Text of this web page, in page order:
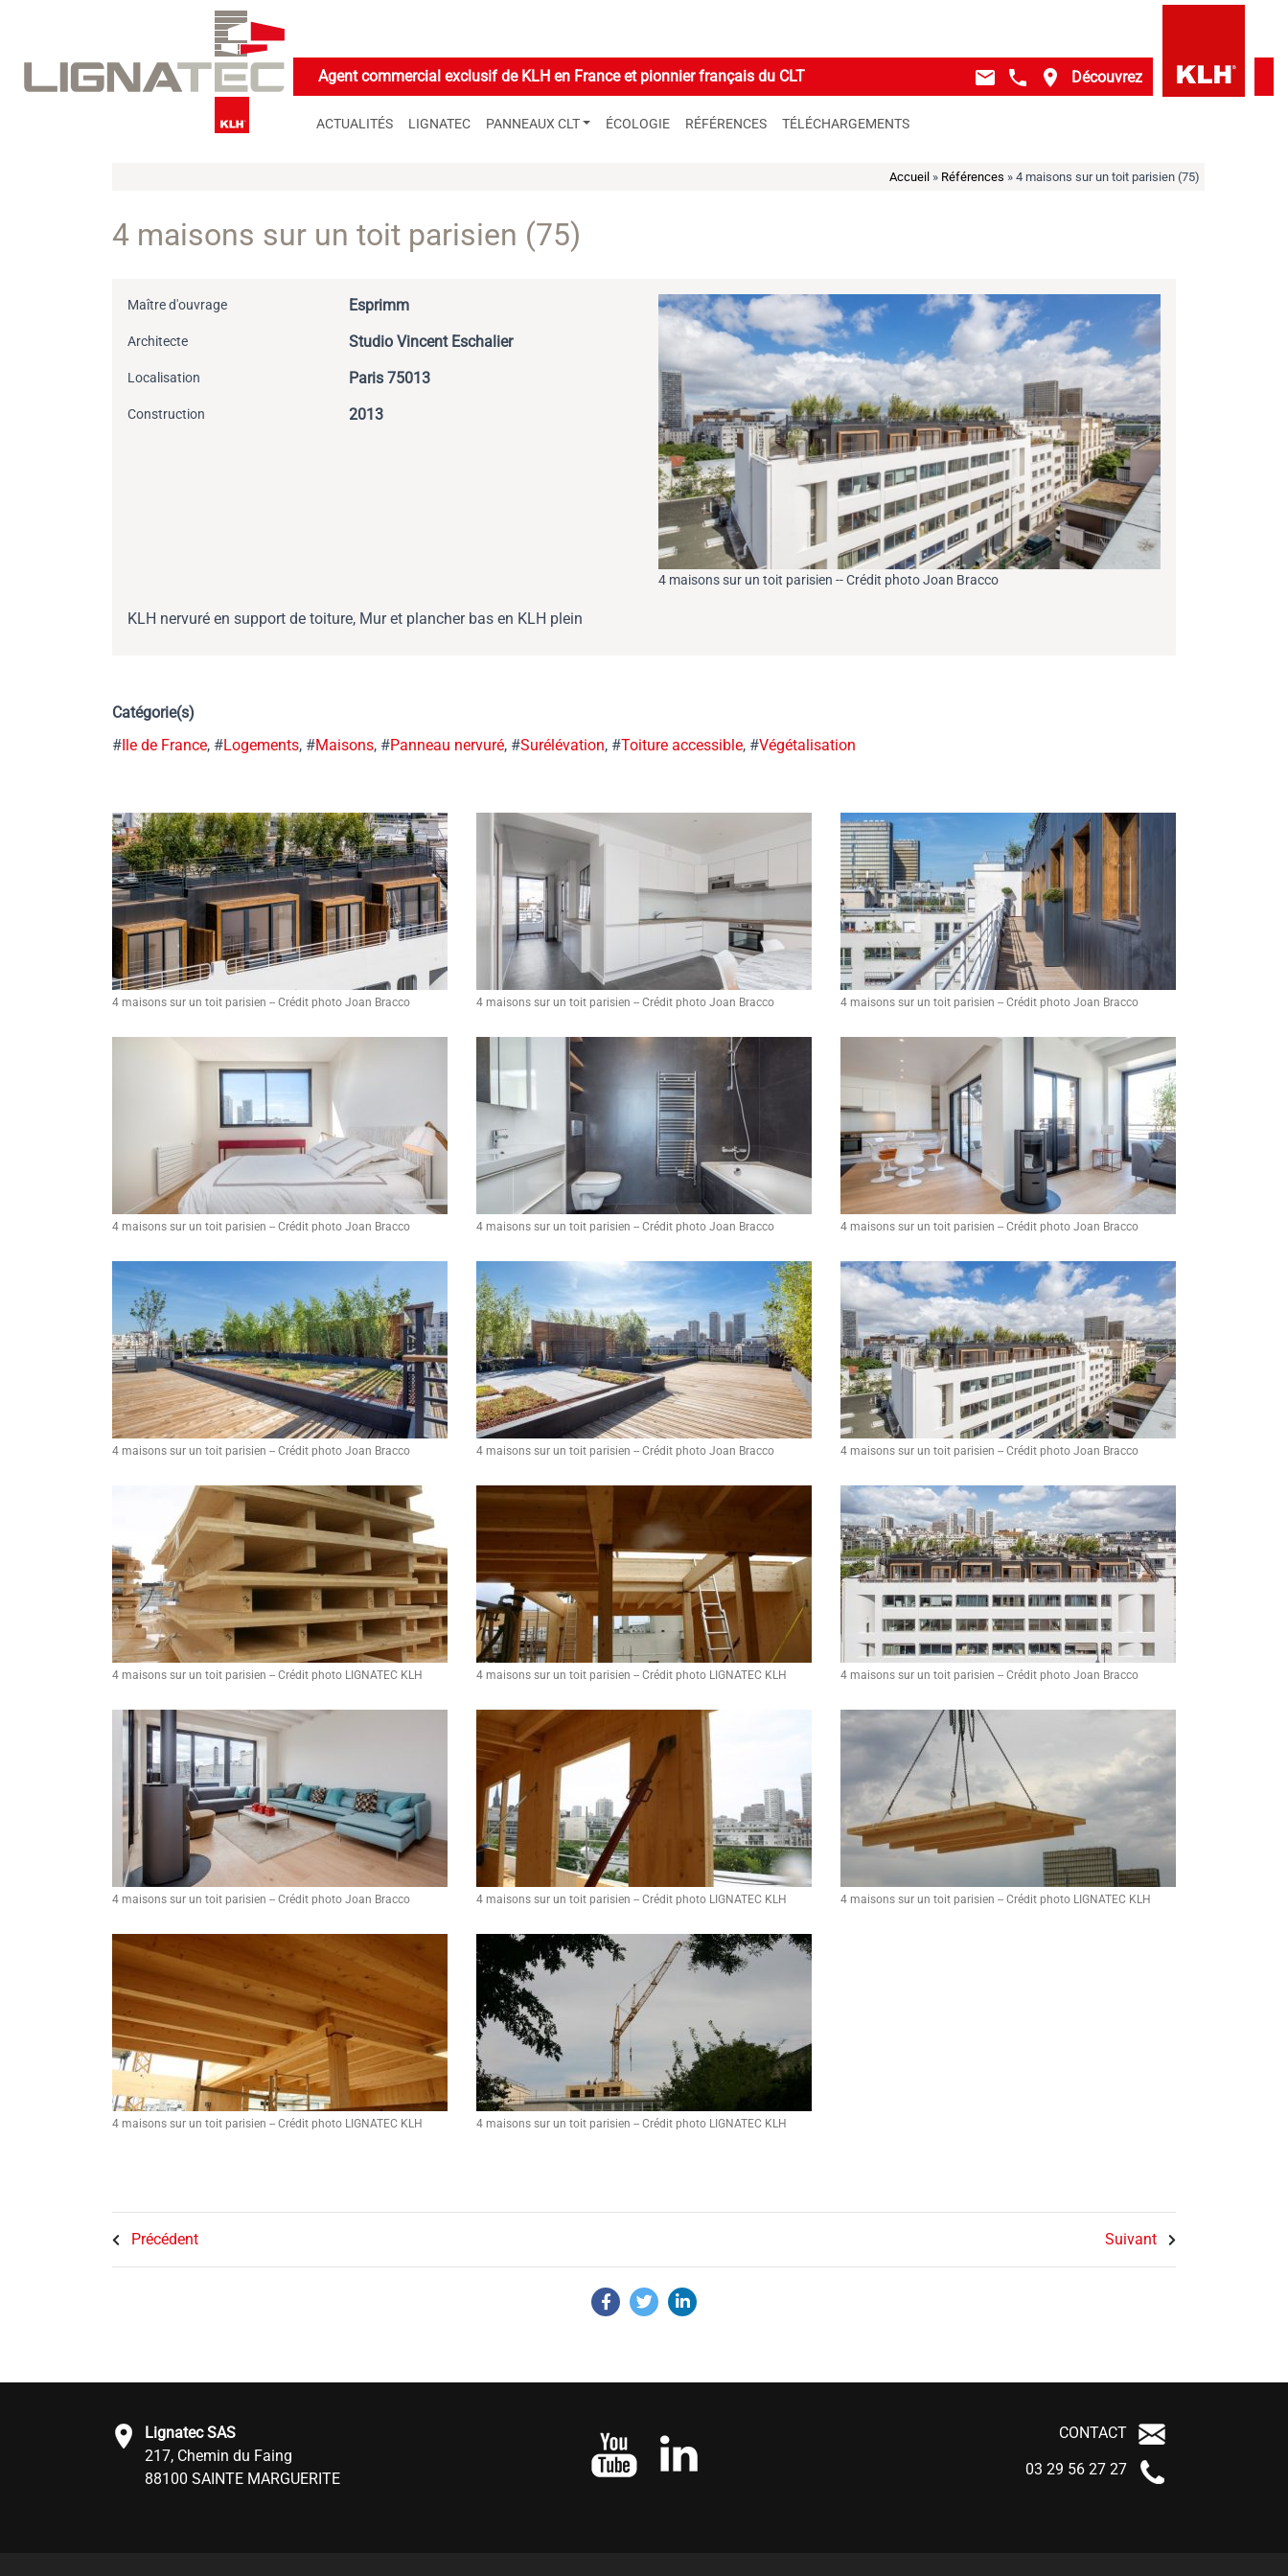
Agent commercial exclusif de KLH en France et pionnier français du CLT mail local_phone place Découvrez
ACTUALITÉS LIGNATEC PANNEAUX CLT ÉCOLOGIE RÉFÉRENCES TÉLÉCHARGEMENTS
Accueil » Références » 4 maisons sur un toit parisien (75)
4 maisons sur un toit parisien (75)
Maître d'ouvrage Esprimm
Architecte Studio Vincent Eschalier
Localisation Paris 75013
Construction 2013
4 maisons sur un toit parisien -- Crédit photo Joan Bracco
KLH nervuré en support de toiture, Mur et plancher bas en KLH plein
Catégorie(s)
#Ile de France, #Logements, #Maisons, #Panneau nervuré, #Surélévation, #Toiture accessible, #Végétalisation
4 maisons sur un toit parisien -- Crédit photo Joan Bracco 4 maisons sur un toit parisien -- Crédit photo Joan Bracco 4 maisons sur un toit parisien -- Crédit photo Joan Bracco
4 maisons sur un toit parisien -- Crédit photo Joan Bracco 4 maisons sur un toit parisien -- Crédit photo Joan Bracco 4 maisons sur un toit parisien -- Crédit photo Joan Bracco
4 maisons sur un toit parisien -- Crédit photo Joan Bracco 4 maisons sur un toit parisien -- Crédit photo Joan Bracco 4 maisons sur un toit parisien -- Crédit photo Joan Bracco
4 maisons sur un toit parisien -- Crédit photo LIGNATEC KLH 4 maisons sur un toit parisien -- Crédit photo LIGNATEC KLH 4 maisons sur un toit parisien -- Crédit photo Joan Bracco
4 maisons sur un toit parisien -- Crédit photo Joan Bracco 4 maisons sur un toit parisien -- Crédit photo LIGNATEC KLH 4 maisons sur un toit parisien -- Crédit photo LIGNATEC KLH
4 maisons sur un toit parisien -- Crédit photo LIGNATEC KLH 4 maisons sur un toit parisien -- Crédit photo LIGNATEC KLH
Précédent Suivant
Lignatec SAS
217, Chemin du Faing
88100 SAINTE MARGUERITE
CONTACT
03 29 56 27 27